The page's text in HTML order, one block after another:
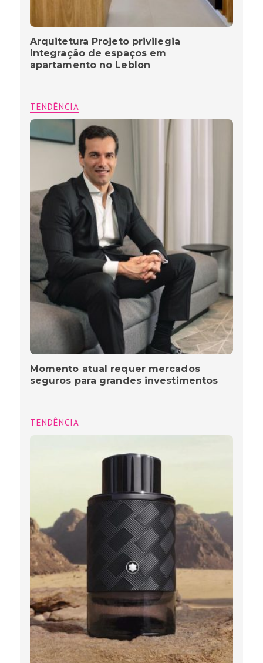
Arquitetura Projeto privilegia
integração de espaços em
apartamento no Leblon
TENDÊNCIA
Momento atual requer mercados
seguros para grandes investimentos
TENDÊNCIA